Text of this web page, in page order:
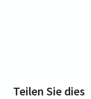
Teilen Sie dies